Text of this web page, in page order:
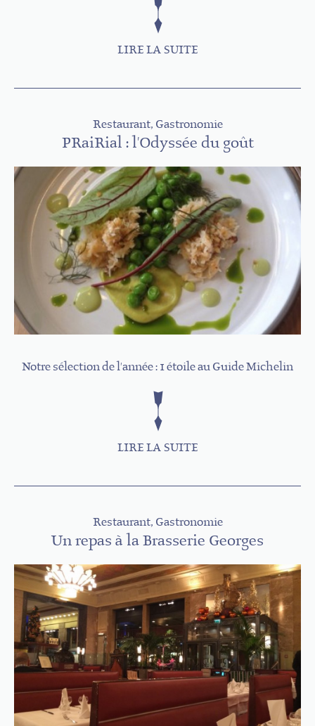
LIRE LA SUITE
Restaurant, Gastronomie
PRaiRial : l'Odyssée du goût
Notre sélection de l'année : 1 étoile au Guide Michelin
LIRE LA SUITE
Restaurant, Gastronomie
Un repas à la Brasserie Georges